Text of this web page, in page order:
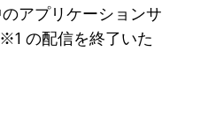
アプリケーションサ
の配信を終了いた